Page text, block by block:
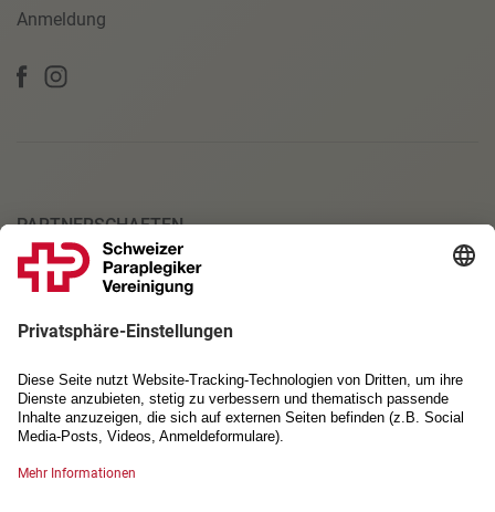
Anmeldung
PARTNERSCHAFTEN
SANITÄTSPARTNER